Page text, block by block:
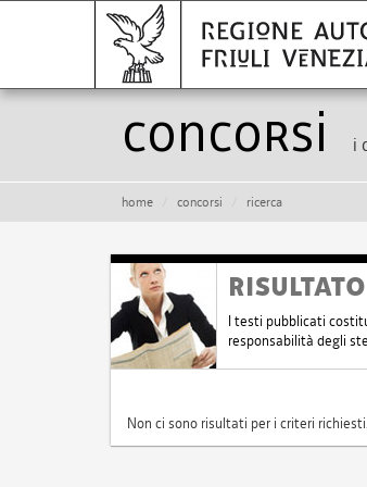
Concorsi i
home concorsi ricerca
I testi pubblicati
responsabilità degli
Non ci sono risultati per i criteri richiesti.